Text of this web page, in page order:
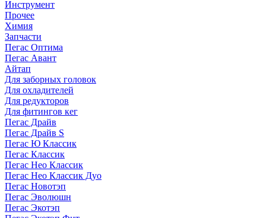
Инструмент
Прочее
Химия
Запчасти
Пегас Оптима
Пегас Авант
Айтап
Для заборных головок
Для охладителей
Для редукторов
Для фитингов кег
Пегас Драйв
Пегас Драйв S
Пегас Ю Классик
Пегас Классик
Пегас Нео Классик
Пегас Нео Классик Дуо
Пегас Новотэп
Пегас Эволюшн
Пегас Экотэп